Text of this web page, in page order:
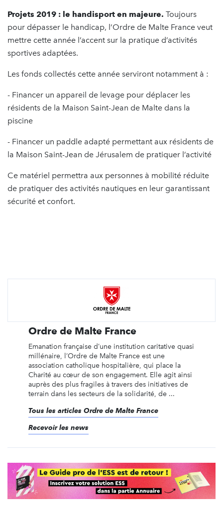
Projets 2019 : le handisport en majeure. Toujours
pour dépasser le handicap, l’Ordre de Malte France veut
mettre cette année l’accent sur la pratique d’activités
sportives adaptées.
Les fonds collectés cette année serviront notamment à :
- Financer un appareil de levage pour déplacer les
résidents de la Maison Saint-Jean de Malte dans la
piscine
- Financer un paddle adapté permettant aux résidents de
la Maison Saint-Jean de Jérusalem de pratiquer l’activité
Ce matériel permettra aux personnes à mobilité réduite
de pratiquer des activités nautiques en leur garantissant
sécurité et confort.
Ordre de Malte France
Emanation française d’une institution caritative quasi
millénaire, l’Ordre de Malte France est une
association catholique hospitalière, qui place la
Charité au cœur de son engagement. Elle agit ainsi
auprès des plus fragiles à travers des initiatives de
terrain dans les secteurs de la solidarité, de ...
Tous les articles Ordre de Malte France
Recevoir les news